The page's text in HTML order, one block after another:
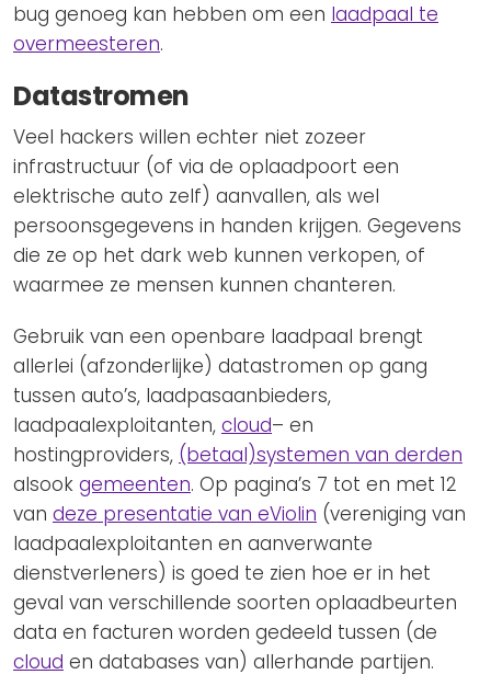
bug genoeg kan hebben om een laadpaal te
overmeesteren.
Datastromen
Veel hackers willen echter niet zozeer
infrastructuur (of via de oplaadpoort een
elektrische auto zelf) aanvallen, als wel
persoonsgegevens in handen krijgen. Gegevens
die ze op het dark web kunnen verkopen, of
waarmee ze mensen kunnen chanteren.
Gebruik van een openbare laadpaal brengt
allerlei (afzonderlijke) datastromen op gang
tussen auto’s, laadpasaanbieders,
laadpaalexploitanten, cloud– en
hostingproviders, (betaal)systemen van derden
alsook gemeenten. Op pagina’s 7 tot en met 12
van deze presentatie van eViolin (vereniging van
laadpaalexploitanten en aanverwante
dienstverleners) is goed te zien hoe er in het
geval van verschillende soorten oplaadbeurten
data en facturen worden gedeeld tussen (de
cloud en databases van) allerhande partijen.